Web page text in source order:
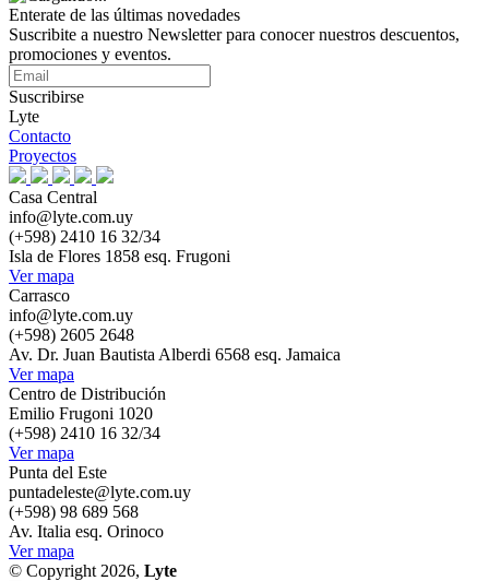
Enterate de las últimas novedades
Suscribite a nuestro Newsletter para conocer nuestros descuentos,
promociones y eventos.
Suscribirse
Lyte
Contacto
Proyectos
Casa Central
info@lyte.com.uy
(+598) 2410 16 32/34
Isla de Flores 1858 esq. Frugoni
Ver mapa
Carrasco
info@lyte.com.uy
(+598) 2605 2648
Av. Dr. Juan Bautista Alberdi 6568 esq. Jamaica
Ver mapa
Centro de Distribución
Emilio Frugoni 1020
(+598) 2410 16 32/34
Ver mapa
Punta del Este
puntadeleste@lyte.com.uy
(+598) 98 689 568
Av. Italia esq. Orinoco
Ver mapa
© Copyright 2026, Lyte